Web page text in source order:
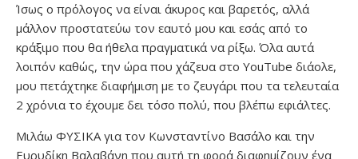
Ίσως ο πρόλογος να είναι άκυρος και βαρετός, αλλά
μάλλον προστατεύω τον εαυτό μου και εσάς από το
κράξιμο που θα ήθελα πραγματικά να ρίξω. Όλα αυτά
λοιπόν καθώς, την ώρα που χάζευα στο YouTube διάολε,
μου πετάχτηκε διαφήμιση με το ζευγάρι που τα τελευταία
2 χρόνια το έχουμε δει τόσο πολύ, που βλέπω εφιάλτες.
Μιλάω ΦΥΣΙΚΑ για τον Κωνσταντίνο Βασάλο και την
Ευρυδίκη Βαλαβάνη που αυτή τη φορά διαφημίζουν ένα